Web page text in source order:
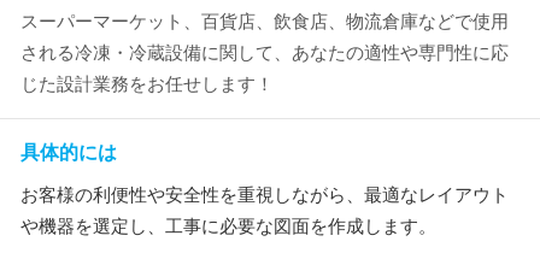
スーパーマーケット、百貨店、飲食店、物流倉庫などで使用
される冷凍・冷蔵設備に関して、あなたの適性や専門性に応
じた設計業務をお任せします！
具体的には
お客様の利便性や安全性を重視しながら、最適なレイアウト
や機器を選定し、工事に必要な図面を作成します。